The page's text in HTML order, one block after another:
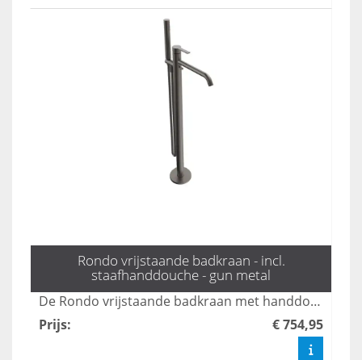
Rondo vrijstaande badkraan - incl.
staafhanddouche - gun metal
De Rondo vrijstaande badkraan met handdouche in gun metal combineert elegant design met functionaliteit, perfect voor een moderne badkamer. Met zijn strakke lijnen en luxe afwerking voegt deze kraan een vleugje stijl toe, terwijl de handdouche zorgt voor extra gebruiksgemak. Ideaal voor wie op zoek is naar een krachtige en esthetische oplossing voor hun badkamer.
Prijs: € 754,95